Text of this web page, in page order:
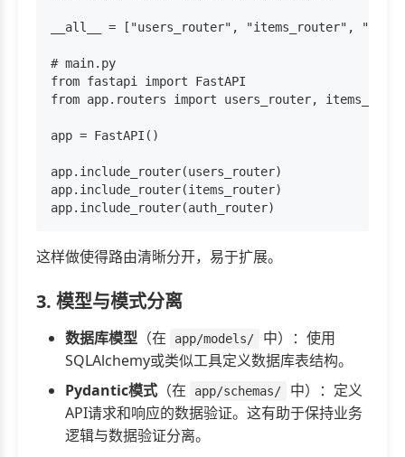
__all__ = ["users_router", "items_router",
# main.py
from fastapi import FastAPI
from app.routers import users_router,
app = FastAPI()
app.include_router(users_router)
app.include_router(items_router)
这样做使得路由清晰分开，易于扩展。
3. 模型与模式分离
数据库模型 （在 app/models/
中）：使用
SQLAlchemy或类似工具定义数据库表结构。
Pydantic模式 （在 app/schemas/
中）：定义
API请求和响应的数据验证。这有助于保持业务
逻辑与数据验证分离。